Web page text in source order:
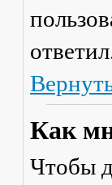
Как
Чтобы